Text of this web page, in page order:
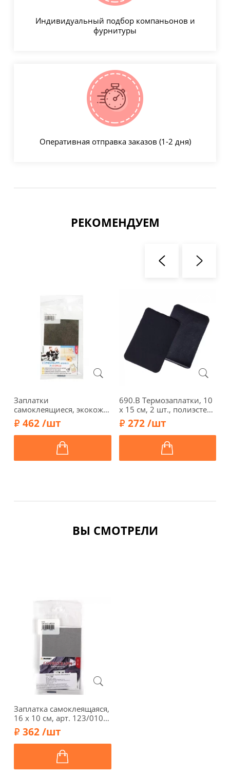
Индивидуальный подбор компаньонов и
фурнитуры
Оперативная отправка заказов (1-2 дня)
РЕКОМЕНДУЕМ
Заплатки
самоклеящиеся, экокожа,
16 х 10 см, арт. 423/112,
коричневая бронза
462 /шт
690.B Термозаплатки, 10
х 15 см, 2 шт., полиэстер/
хлопок, цвет черный,
Hemline
272 /шт
ВЫ СМОТРЕЛИ
Заплатка самоклеящаяся,
16 х 10 см, арт. 123/010,
серый
362 /шт